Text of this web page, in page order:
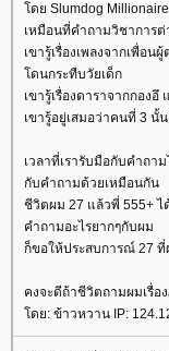
ดย Slumdog Millionaire
เหมือนที่คำถามวิชาการต่
เขารู้เรื่องเพลงจากเพื่อน
ดนกระทืบวัยเด็ก
เขารู้เรื่องดาราจากกอง
เขารู้อยู่เสมอว่าคนที่ 3 นั้
เวลาที่เรารับมือกับคำถา
กับคำถามด้วยเหมือนกัน
ชีวิตผม 27 แล้วพี่ 555+
คำถามอะไรยากๆกับผม
ก็ขอให้ประสบการณ์ 27
คงจะดีถ้าชีวิตถามผมเรื่อ
ดย: ข้าวหวาน IP: